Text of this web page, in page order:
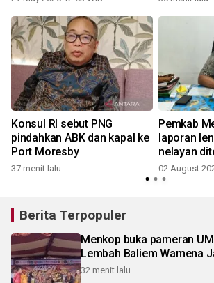
Konsul RI sebut PNG
pindahkan ABK dan kapal ke
Port Moresby
37 menit lalu
Pemkab
laporan
nelayan
Nugini
02 August
Berita Terpopuler
Menkop buka pameran
Lembah Baliem Wamena
32 menit lalu